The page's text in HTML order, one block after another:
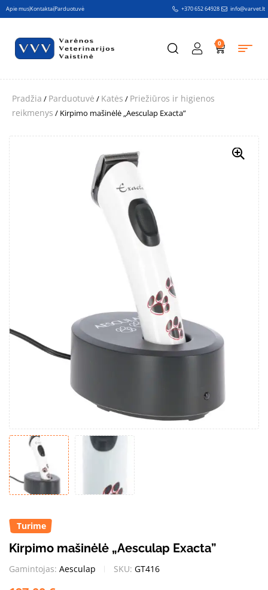
Apie musKontaktaiParduotuvė +370 652 64928 info@varvet.lt
0
Pradžia / Parduotuvė / Katės / Priežiūros ir higienos
reikmenys / Kirpimo mašinėlė „Aesculap Exacta”
Turime
Kirpimo mašinėlė „Aesculap Exacta”
Gamintojas: Aesculap SKU: GT416